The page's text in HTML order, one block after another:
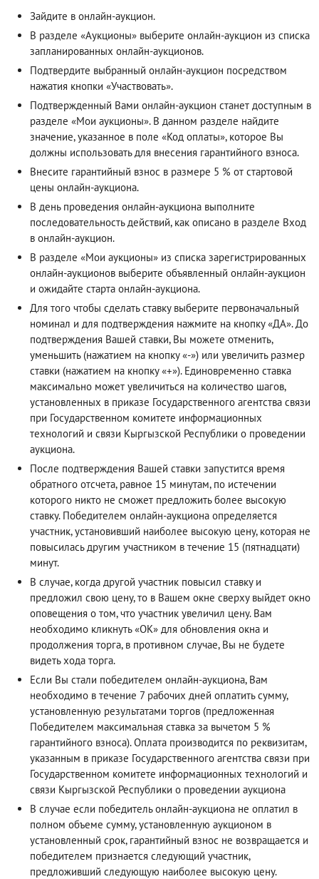
Зайдите в онлайн-аукцион.
В разделе «Аукционы» выберите онлайн-аукцион из списка
запланированных онлайн-аукционов.
Подтвердите выбранный онлайн-аукцион посредством
нажатия кнопки «Участвовать».
Подтвержденный Вами онлайн-аукцион станет доступным в
разделе «Мои аукционы». В данном разделе найдите
значение, указанное в поле «Код оплаты», которое Вы
должны использовать для внесения гарантийного взноса.
Внесите гарантийный взнос в размере 5 % от стартовой
цены онлайн-аукциона.
В день проведения онлайн-аукциона выполните
последовательность действий, как описано в разделе Вход
в онлайн-аукцион.
В разделе «Мои аукционы» из списка зарегистрированных
онлайн-аукционов выберите объявленный онлайн-аукцион
и ожидайте старта онлайн-аукциона.
Для того чтобы сделать ставку выберите первоначальный
номинал и для подтверждения нажмите на кнопку «ДА». До
подтверждения Вашей ставки, Вы можете отменить,
уменьшить (нажатием на кнопку «-») или увеличить размер
ставки (нажатием на кнопку «+»). Единовременно ставка
максимально может увеличиться на количество шагов,
установленных в приказе Государственного агентства связи
при Государственном комитете информационных
технологий и связи Кыргызской Республики о проведении
аукциона.
После подтверждения Вашей ставки запустится время
обратного отсчета, равное 15 минутам, по истечении
которого никто не сможет предложить более высокую
ставку. Победителем онлайн-аукциона определяется
участник, установивший наиболее высокую цену, которая не
повысилась другим участником в течение 15 (пятнадцати)
минут.
В случае, когда другой участник повысил ставку и
предложил свою цену, то в Вашем окне сверху выйдет окно
оповещения о том, что участник увеличил цену. Вам
необходимо кликнуть «ОК» для обновления окна и
продолжения торга, в противном случае, Вы не будете
видеть хода торга.
Если Вы стали победителем онлайн-аукциона, Вам
необходимо в течение 7 рабочих дней оплатить сумму,
установленную результатами торгов (предложенная
Победителем максимальная ставка за вычетом 5 %
гарантийного взноса). Оплата производится по реквизитам,
указанным в приказе Государственного агентства связи при
Государственном комитете информационных технологий и
связи Кыргызской Республики о проведении аукциона
В случае если победитель онлайн-аукциона не оплатил в
полном объеме сумму, установленную аукционом в
установленный срок, гарантийный взнос не возвращается и
победителем признается следующий участник,
предложивший следующую наиболее высокую цену.